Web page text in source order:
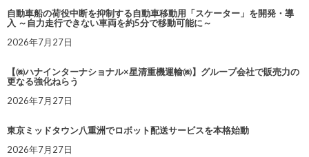
自動車船の荷役中断を抑制する自動車移動用「スケーター」を開発・導
入 ～自力走行できない車両を約5分で移動可能に～
2026年7月27日
【㈱ハナインターナショナル×星清重機運輸㈱】グループ会社で販売力の
更なる強化ねらう
2026年7月27日
東京ミッドタウン八重洲でロボット配送サービスを本格始動
2026年7月27日